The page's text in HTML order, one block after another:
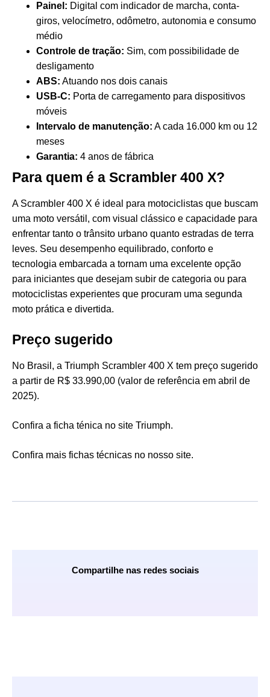
Painel: Digital com indicador de marcha, conta-
giros, velocímetro, odômetro, autonomia e consumo
médio
Controle de tração: Sim, com possibilidade de
desligamento
ABS: Atuando nos dois canais
USB-C: Porta de carregamento para dispositivos
móveis
Intervalo de manutenção: A cada 16.000 km ou 12
meses
Garantia: 4 anos de fábrica
Para quem é a Scrambler 400 X?
A Scrambler 400 X é ideal para motociclistas que buscam
uma moto versátil, com visual clássico e capacidade para
enfrentar tanto o trânsito urbano quanto estradas de terra
leves. Seu desempenho equilibrado, conforto e
tecnologia embarcada a tornam uma excelente opção
para iniciantes que desejam subir de categoria ou para
motociclistas experientes que procuram uma segunda
moto prática e divertida.​
Preço sugerido
No Brasil, a Triumph Scrambler 400 X tem preço sugerido
a partir de R$ 33.990,00 (valor de referência em abril de
2025).​
Confira a ficha ténica no site Triumph.
Confira mais fichas técnicas no nosso site.
Compartilhe nas redes sociais